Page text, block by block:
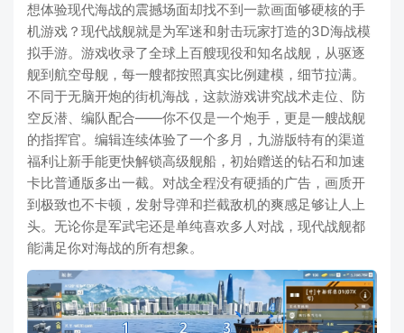
想体验现代海战的震撼场面却找不到一款画面够硬核的手
机游戏？现代战舰就是为军迷和射击玩家打造的3D海战模
拟手游。游戏收录了全球上百艘现役和知名战舰，从驱逐
舰到航空母舰，每一艘都按照真实比例建模，细节拉满。
不同于无脑开炮的街机海战，这款游戏讲究战术走位、防
空反潜、编队配合——你不仅是一个炮手，更是一艘战舰
的指挥官。编辑连续体验了一个多月，九游版特有的渠道
福利让新手能更快解锁高级舰船，初始赠送的钻石和加速
卡比普通版多出一截。对战全程没有硬插的广告，画质开
到极致也不卡顿，发射导弹和拦截敌机的爽感足够让人上
头。无论你是军武宅还是单纯喜欢多人对战，现代战舰都
能满足你对海战的所有想象。